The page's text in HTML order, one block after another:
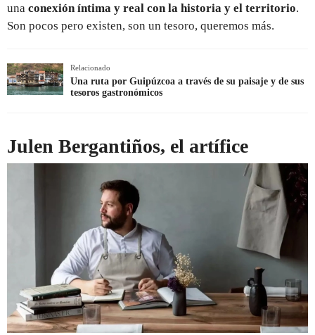
una conexión íntima y real con la historia y el territorio.
Son pocos pero existen, son un tesoro, queremos más.
Relacionado
Una ruta por Guipúzcoa a través de su paisaje y de sus
tesoros gastronómicos
Julen Bergantiños, el artífice